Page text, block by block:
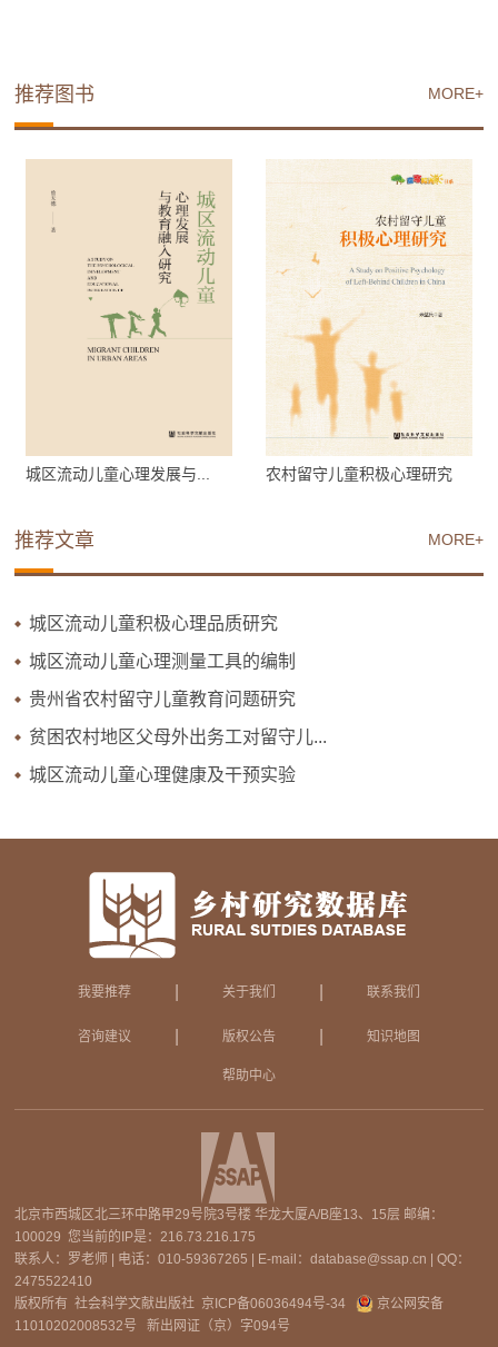
MORE+
推荐图书
城区流动儿童心理发展与... 农村留守儿童积极心理研究
MORE+
推荐文章
城区流动儿童积极心理品质研究
城区流动儿童心理测量工具的编制
贵州省农村留守儿童教育问题研究
贫困农村地区父母外出务工对留守儿...
城区流动儿童心理健康及干预实验
我要推荐 关于我们 联系我们
咨询建议 版权公告 知识地图
帮助中心
北京市西城区北三环中路甲29号院3号楼 华龙大厦A/B座13、15层 邮编：
100029 您当前的IP是： 216.73.216.175
联系人：罗老师 | 电话：010-59367265 | E-mail：database@ssap.cn | QQ：
2475522410
版权所有 社会科学文献出版社 京ICP备06036494号-34
京公网安备
11010202008532号
新出网证（京）字094号